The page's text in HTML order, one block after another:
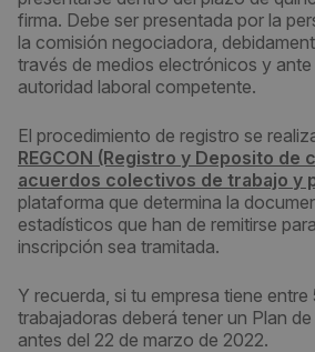
firma. Debe ser presentada por la
la comisión negociadora,
través de medios electrónicos y ante
autoridad laboral competente.
El procedimiento de registro se
REGCON (Registro y Deposito de
acuerdos colectivos de trabajo y
plataforma que determina la
estadísticos que han de remitirse
inscripción sea tramitada.
Y recuerda, si tu empresa tiene
trabajadoras deberá tener un Plan
antes del 22 de marzo de 2022.